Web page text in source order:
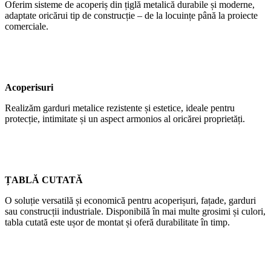
Oferim sisteme de acoperiș din țiglă metalică durabile și moderne,
adaptate oricărui tip de construcție – de la locuințe până la proiecte
comerciale.
Acoperisuri
Realizăm garduri metalice rezistente și estetice, ideale pentru
protecție, intimitate și un aspect armonios al oricărei proprietăți.
ȚABLĂ CUTATĂ
O soluție versatilă și economică pentru acoperișuri, fațade, garduri
sau construcții industriale. Disponibilă în mai multe grosimi și culori,
tabla cutată este ușor de montat și oferă durabilitate în timp.